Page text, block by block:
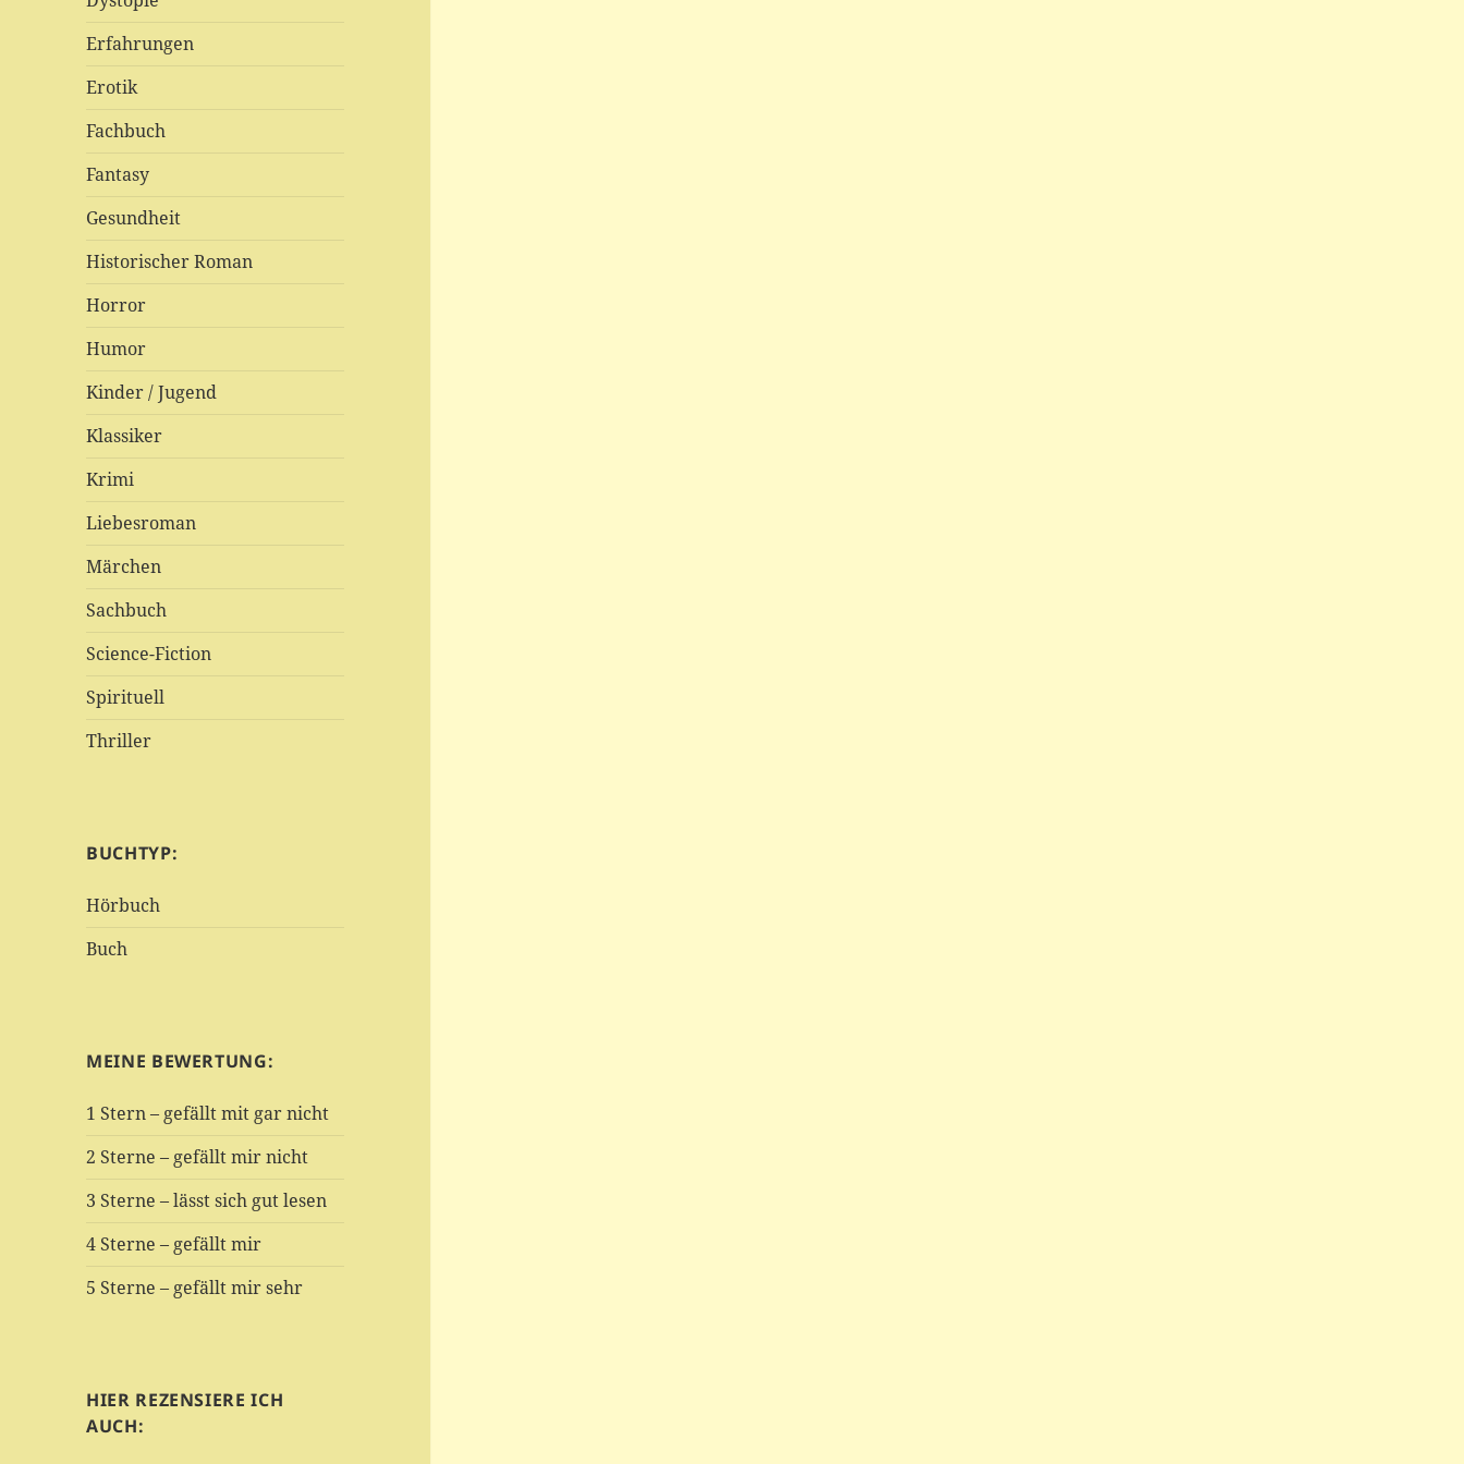
Erfahrungen
Erotik
Fachbuch
Fantasy
Gesundheit
Historischer Roman
Horror
Humor
Kinder / Jugend
Klassiker
Krimi
Liebesroman
Märchen
Sachbuch
Science-Fiction
Spirituell
Thriller
BUCHTYP:
Hörbuch
Buch
MEINE BEWERTUNG:
1 Stern – gefällt mit gar nicht
2 Sterne – gefällt mir nicht
3 Sterne – lässt sich gut lesen
4 Sterne – gefällt mir
5 Sterne – gefällt mir sehr
HIER REZENSIERE ICH
AUCH: